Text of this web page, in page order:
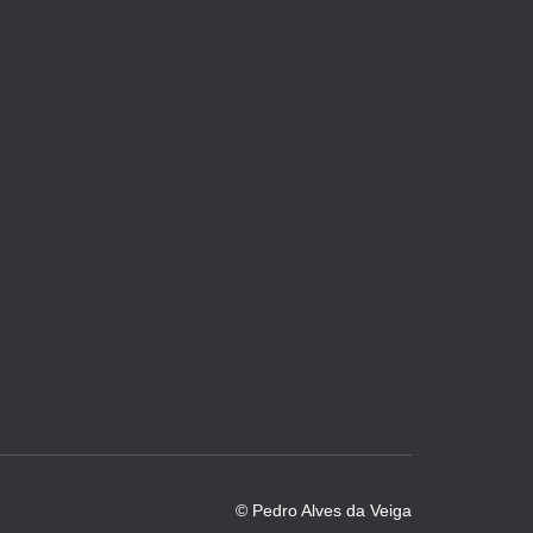
© Pedro Alves da Veiga